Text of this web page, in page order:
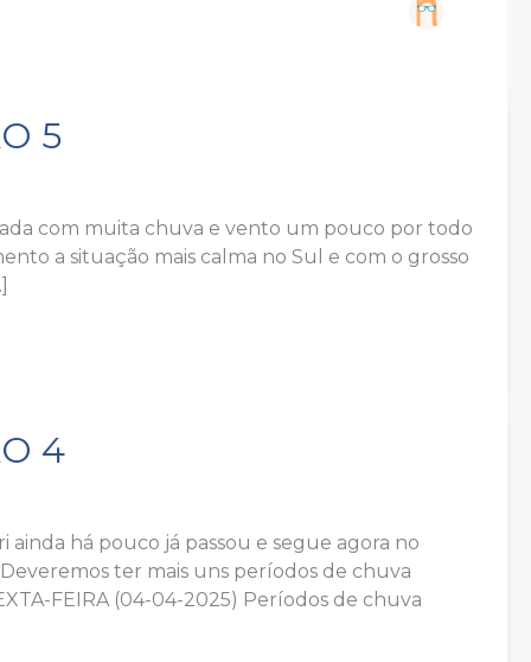
5
com muita chuva e vento um pouco por todo
a situação mais calma no Sul e com o grosso
4
ainda há pouco já passou e segue agora no
ter mais uns períodos de chuva
FEIRA (04-04-2025) Períodos de chuva